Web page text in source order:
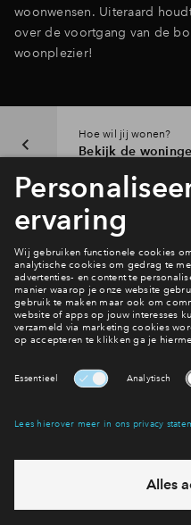
woonwensen. Uiteraard
over de voortgang van de
woonplezier!
Hoe wil jij wonen?
Bekijk de
Interesse?
Hiermee blijf je op de
Ja, ik wil
Heb je een vraag en wil je
vandaag gesloten,